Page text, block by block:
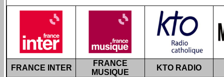
FRANCE INTER
FRANCE
MUSIQUE
KTO RADIO